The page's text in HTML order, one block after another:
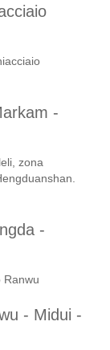
-
zona
-
Ranwu
- Midui -